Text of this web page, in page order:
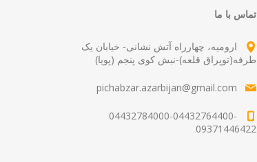
تماس با ما
ارومیه، چهارراه آتش نشانی- خیابان یک
طرفه(توپراق قلعه)-نبش کوی پنجم (پویا)
pichabzar.azarbijan@gmail.com
04432784000-04432764400-
09371446422